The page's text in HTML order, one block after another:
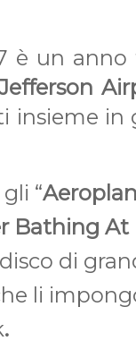
è un
insieme
“
Bathing At
di
li
.